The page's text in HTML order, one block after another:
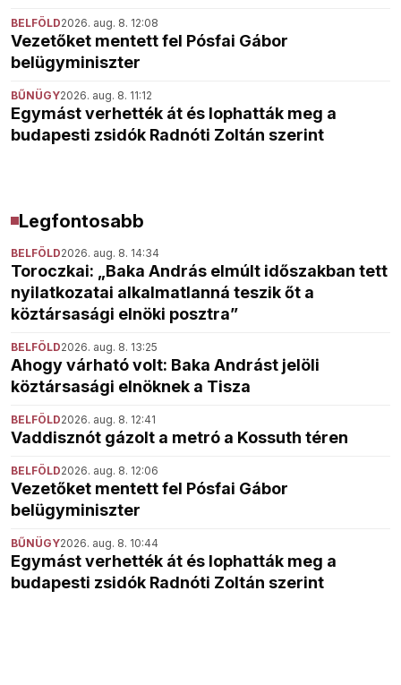
BELFÖLD2026. aug. 8. 12:08
Vezetőket mentett fel Pósfai Gábor
belügyminiszter
BŰNÜGY2026. aug. 8. 11:12
Egymást verhették át és lophatták meg a
budapesti zsidók Radnóti Zoltán szerint
Legfontosabb
BELFÖLD2026. aug. 8. 14:34
Toroczkai: „Baka András elmúlt időszakban tett
nyilatkozatai alkalmatlanná teszik őt a
köztársasági elnöki posztra”
BELFÖLD2026. aug. 8. 13:25
Ahogy várható volt: Baka Andrást jelöli
köztársasági elnöknek a Tisza
BELFÖLD2026. aug. 8. 12:41
Vaddisznót gázolt a metró a Kossuth téren
BELFÖLD2026. aug. 8. 12:06
Vezetőket mentett fel Pósfai Gábor
belügyminiszter
BŰNÜGY2026. aug. 8. 10:44
Egymást verhették át és lophatták meg a
budapesti zsidók Radnóti Zoltán szerint